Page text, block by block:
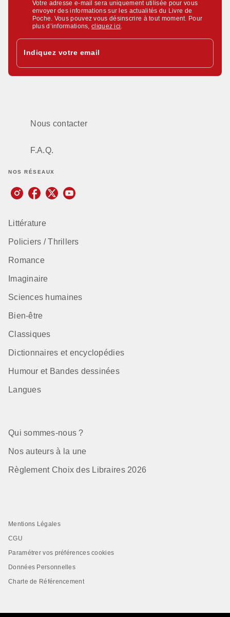
Votre adresse e-mail sera uniquement utilisée pour vous
envoyer des informations sur les actualités du Livre de
Poche. Vous pouvez vous désinscrire à tout moment. Pour
plus d’informations,cliquez ici
Indiquez votre email
Nous contacter
F.A.Q.
NOS RÉSEAUX
Littérature
Policiers / Thrillers
Romance
Imaginaire
Sciences humaines
Bien-être
Classiques
Dictionnaires et encyclopédies
Humour et Bandes dessinées
Langues
Qui sommes-nous ?
Nos auteurs à la une
Règlement Choix des Libraires 2026
Mentions Légales
CGU
Paramétrer vos préférences cookies
Données Personnelles
Charte de Référencement